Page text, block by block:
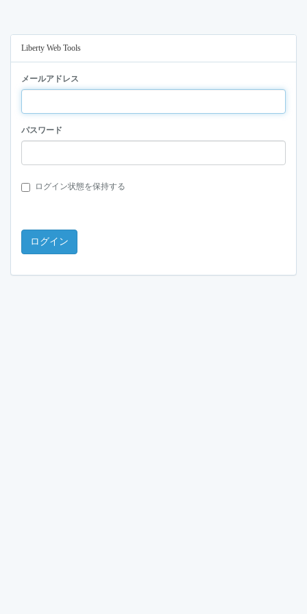
Liberty Web Tools
メールアドレス
パスワード
ログイン状態を保持する
ログイン